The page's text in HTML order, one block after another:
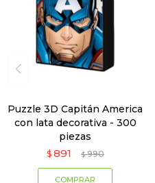
Puzzle 3D Capitán America
con lata decorativa - 300
piezas
$ 891 $ 990